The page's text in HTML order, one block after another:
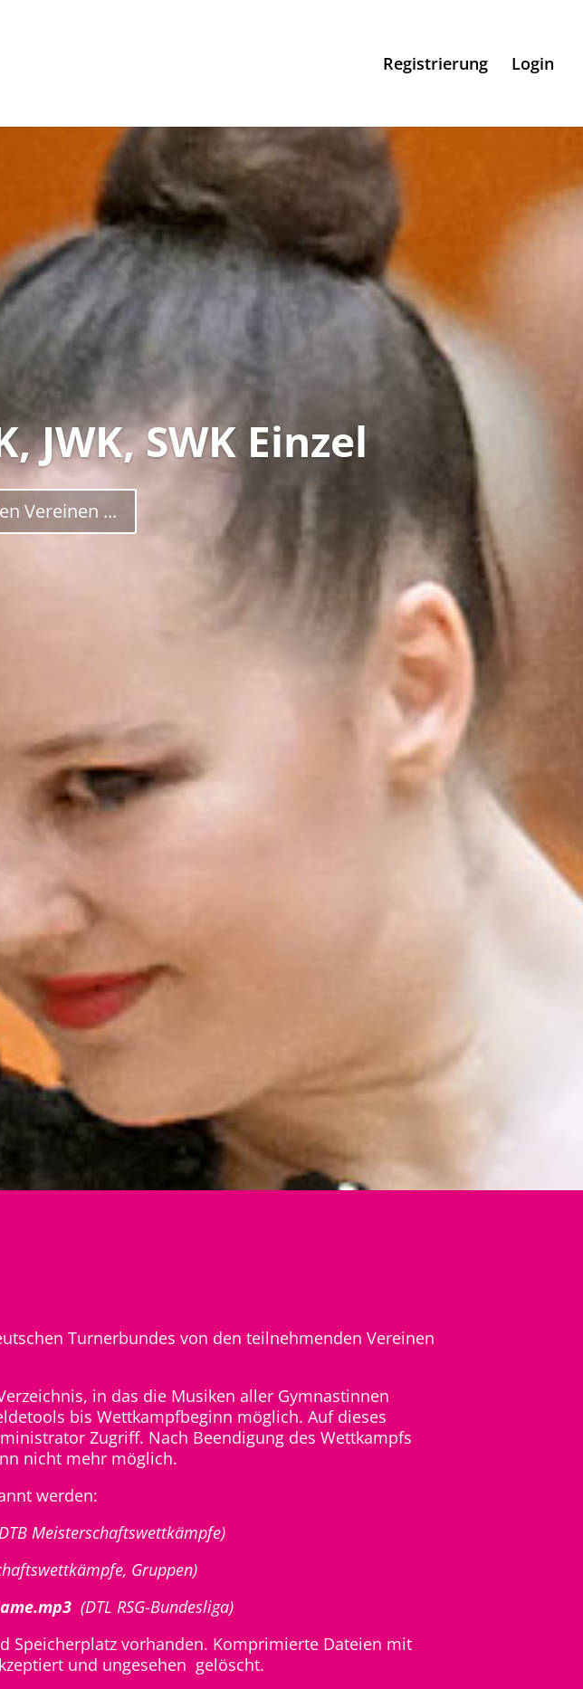
Registrierung Login
JWK, SWK Einzel
Vereinen ...
Turnerbundes von den teilnehmenden Vereinen
in das die Musiken aller Gymnastinnen
bis Wettkampfbeginn möglich. Auf dieses
Zugriff. Nach Beendigung des Wettkampfs
nicht mehr möglich.
werden:
Meisterschaftswettkämpfe)
Gruppen)
(DTL RSG-Bundesliga)
Speicherplatz vorhanden. Komprimierte Dateien mit
und ungesehen gelöscht.